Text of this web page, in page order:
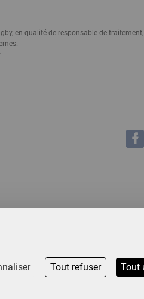
en qualité de responsable de
Tout
Tout refuser